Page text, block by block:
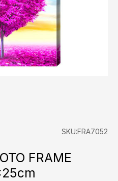
SKU:FRA7052
FRAME